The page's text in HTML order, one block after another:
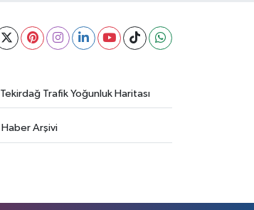
Tekirdağ Trafik Yoğunluk Haritası
Haber Arşivi